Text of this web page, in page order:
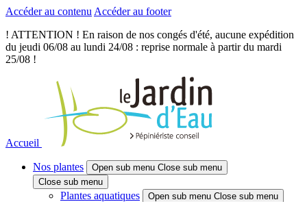
Accéder au contenu Accéder au footer
! ATTENTION ! En raison de nos congés d'été, aucune expédition
du jeudi 06/08 au lundi 24/08 : reprise normale à partir du mardi
25/08 !
Accueil
Nos plantes Open sub menu Close sub menu
Close sub menu
Plantes aquatiques Open sub menu Close sub menu